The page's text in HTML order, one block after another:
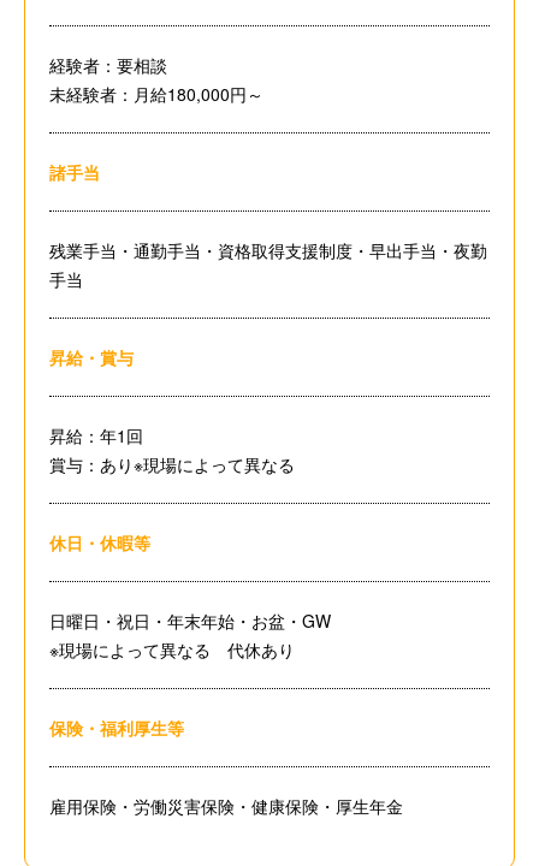
経験者：要相談
未経験者：月給180,000円～
諸手当
残業手当・通勤手当・資格取得支援制度・早出手当・夜勤
手当
昇給・賞与
昇給：年1回
賞与：あり※現場によって異なる
休日・休暇等
日曜日・祝日・年末年始・お盆・GW
※現場によって異なる 代休あり
保険・福利厚生等
雇用保険・労働災害保険・健康保険・厚生年金